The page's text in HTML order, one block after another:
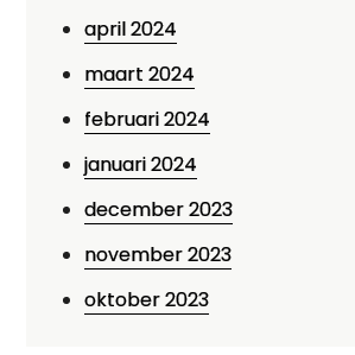
april 2024
maart 2024
februari 2024
januari 2024
december 2023
november 2023
oktober 2023